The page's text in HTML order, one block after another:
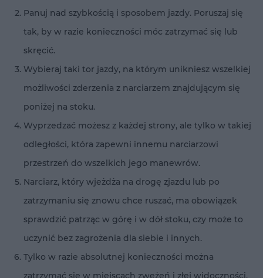
Panuj nad szybkością i sposobem jazdy. Poruszaj się
tak, by w razie konieczności móc zatrzymać się lub
skręcić.
Wybieraj taki tor jazdy, na którym unikniesz wszelkiej
możliwości zderzenia z narciarzem znajdującym się
poniżej na stoku.
Wyprzedzać możesz z każdej strony, ale tylko w takiej
odległości, która zapewni innemu narciarzowi
przestrzeń do wszelkich jego manewrów.
Narciarz, który wjeżdża na drogę zjazdu lub po
zatrzymaniu się znowu chce ruszać, ma obowiązek
sprawdzić patrząc w górę i w dół stoku, czy może to
uczynić bez zagrożenia dla siebie i innych.
Tylko w razie absolutnej konieczności można
zatrzymać się w miejscach zwężeń i złej widoczności.